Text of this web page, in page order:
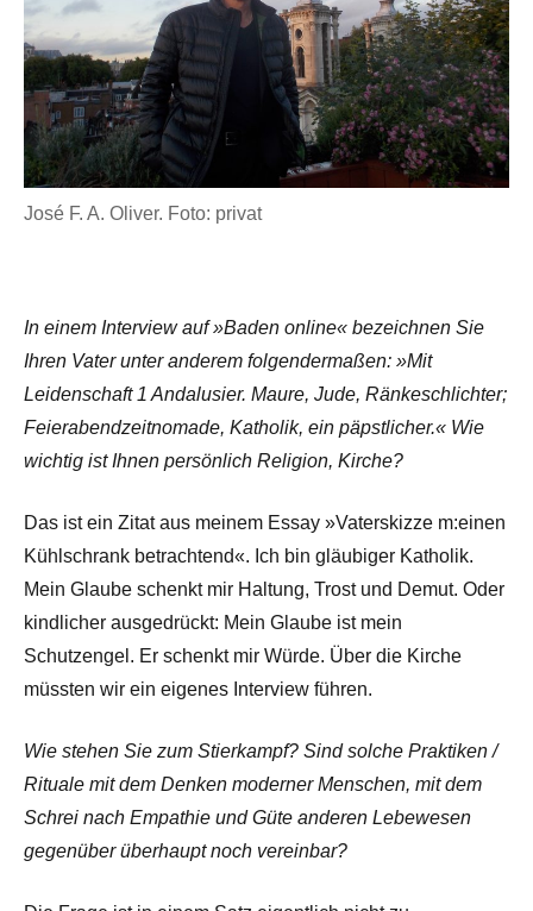
José F. A. Oliver. Foto: privat
In einem Interview auf »Baden online« bezeichnen Sie
Ihren Vater unter anderem folgendermaßen: »Mit
Leidenschaft 1 Andalusier. Maure, Jude, Ränkeschlichter;
Feierabendzeitnomade, Katholik, ein päpstlicher.« Wie
wichtig ist Ihnen persönlich Religion, Kirche?
Das ist ein Zitat aus meinem Essay »Vaterskizze m:einen
Kühlschrank betrachtend«. Ich bin gläubiger Katholik.
Mein Glaube schenkt mir Haltung, Trost und Demut. Oder
kindlicher ausgedrückt: Mein Glaube ist mein
Schutzengel. Er schenkt mir Würde. Über die Kirche
müssten wir ein eigenes Interview führen.
Wie stehen Sie zum Stierkampf? Sind solche Praktiken /
Rituale mit dem Denken moderner Menschen, mit dem
Schrei nach Empathie und Güte anderen Lebewesen
gegenüber überhaupt noch vereinbar?